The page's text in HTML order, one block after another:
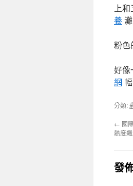
上
養
粉色
好像
網
分類:
← 國
熱度
發